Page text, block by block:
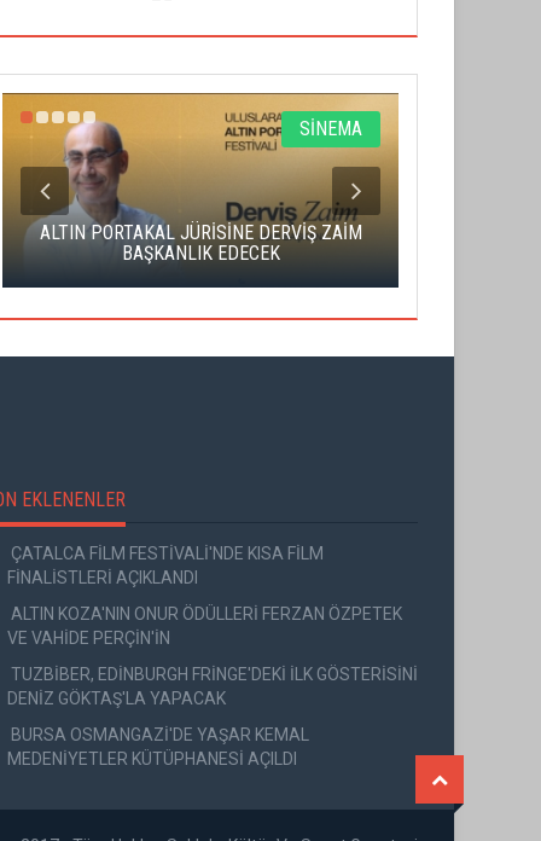
SİNEMA
ALTIN PORTAKAL JÜRİSİNE DERVİŞ ZAİM
BAŞKANLIK EDECEK
EKLENENLER
ÇATALCA FİLM FESTİVALİ'NDE KISA FİLM
FİNALİSTLERİ AÇIKLANDI
ALTIN KOZA'NIN ONUR ÖDÜLLERİ FERZAN ÖZPETEK
VE VAHİDE PERÇİN'İN
TUZBİBER, EDİNBURGH FRİNGE'DEKİ İLK GÖSTERİSİNİ
DENİZ GÖKTAŞ'LA YAPACAK
BURSA OSMANGAZİ'DE YAŞAR KEMAL
MEDENİYETLER KÜTÜPHANESİ AÇILDI